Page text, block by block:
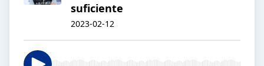
suficiente
2023-02-12